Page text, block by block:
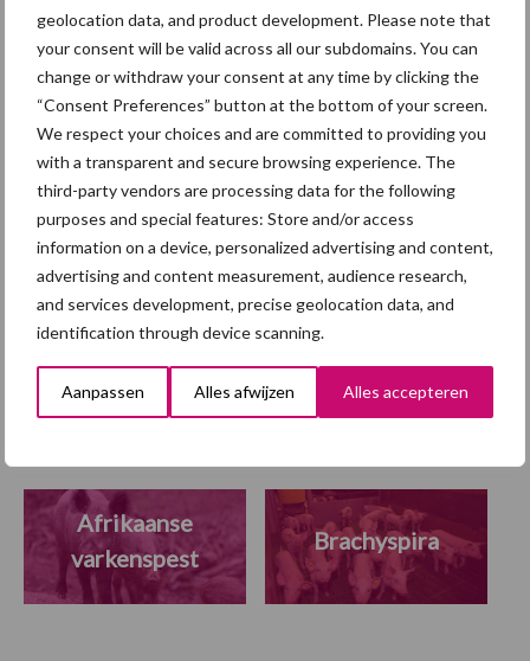
geolocation data, and product development. Please note that
your consent will be valid across all our subdomains. You can
change or withdraw your consent at any time by clicking the
“Consent Preferences” button at the bottom of your screen.
We respect your choices and are committed to providing you
with a transparent and secure browsing experience. The
third-party vendors are processing data for the following
purposes and special features: Store and/or access
information on a device, personalized advertising and content,
advertising and content measurement, audience research,
and services development, precise geolocation data, and
identification through device scanning.
Aanpassen Alles afwijzen Alles accepteren
grillig: droogte en
geopolitiek houden handel
in de greep
“Vraag naar praktische
hygieneoplossingen is in
Polen groter dan ooit”
Themapagina
Diergezondheid Fokkerij Huisvesting
Afrikaanse
varkenspest
Brachyspira